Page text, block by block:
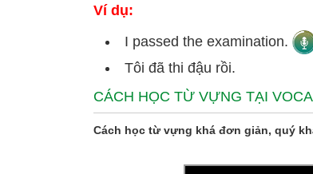
Ví dụ:
I passed the examination.
Tôi đã thi đậu rồi.
CÁCH HỌC TỪ VỰNG TẠI
Cách học từ vựng khá đơn giản, quý